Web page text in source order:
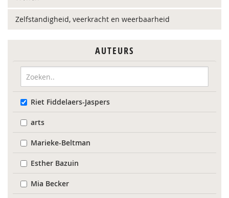
Zelfstandigheid, veerkracht en weerbaarheid
AUTEURS
Riet Fiddelaers-Jaspers
arts
Marieke-Beltman
Esther Bazuin
Mia Becker